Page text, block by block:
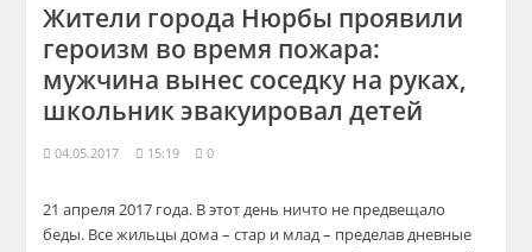
Жители города Нюрбы проявили
героизм во время пожара:
мужчина вынес соседку на руках,
школьник эвакуировал детей
04.05.2017 15:19 0
21 апреля 2017 года. В этот день ничто не предвещало
беды. Все жильцы дома – стар и млад – пределав дневные